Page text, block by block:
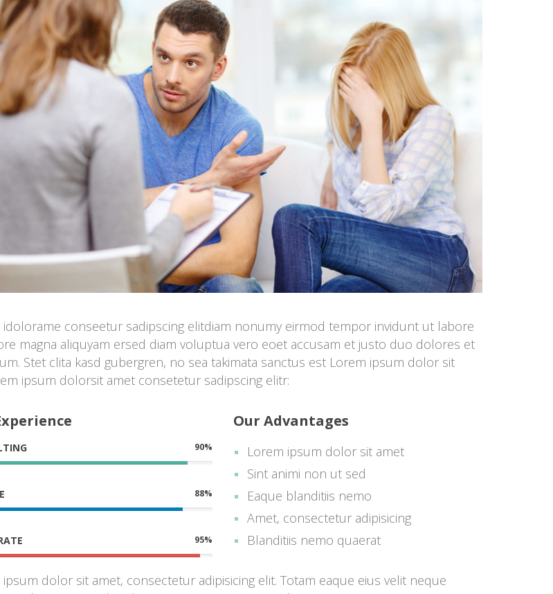
idolorame conseetur sadipscing elitdiam nonumy eirmod tempor invidunt ut labore
magna aliquyam ersed diam voluptua vero eoet accusam et justo duo dolores et
Stet clita kasd gubergren, no sea takimata sanctus est Lorem ipsum dolor sit
ipsum dolorsit amet consetetur sadipscing elitr:
90%
88%
95%
Our Advantage
Lorem ipsum dolor sit amet
Sint animi non ut sed
Eaque blanditiis nemo
Amet, consectetur adipisicing
Blanditiis nemo quaerat
ipsum dolor sit amet, consectetur adipisicing elit. Totam eaque eius velit neque